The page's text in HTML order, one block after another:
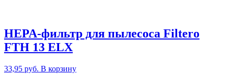
HEPA-фильтр для пылесоса Filtero
FTH 13 ELX
33,95 руб. В корзину